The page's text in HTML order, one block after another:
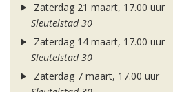
Zaterdag 21 maart, 17.00 uur
Sleutelstad 30
Zaterdag 14 maart, 17.00 uur
Sleutelstad 30
Zaterdag 7 maart, 17.00 uur